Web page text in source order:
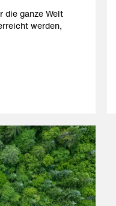
die ganze Welt
werden,